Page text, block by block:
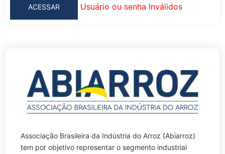
Usuário ou senha Inválidos
Associação Brasileira da Indústria do Arroz (Abiarroz)
tem por objetivo representar o segmento industrial